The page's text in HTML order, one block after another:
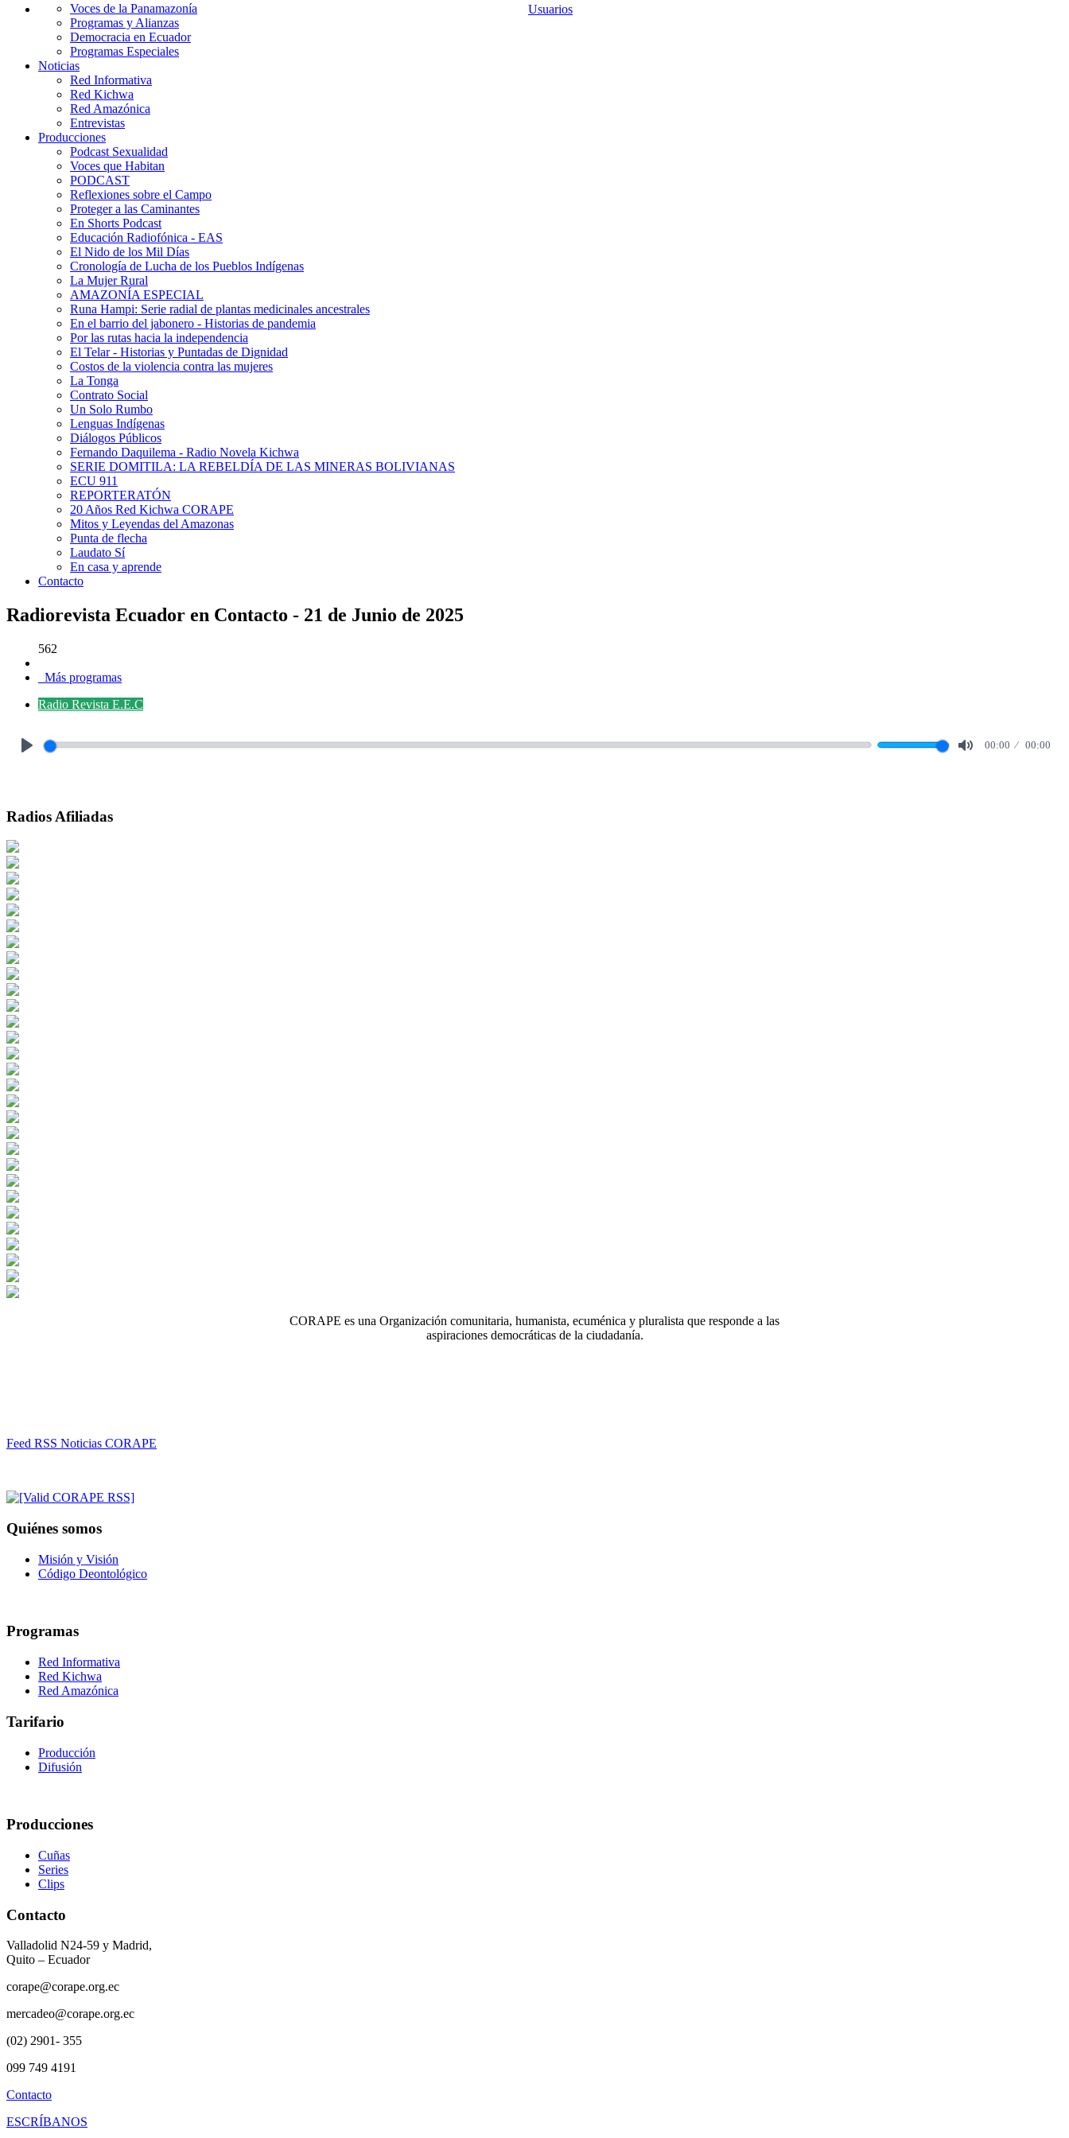
Usuarios
Voces de la Panamazonía
Programas y Alianzas
Democracia en Ecuador
Programas Especiales
Noticias
Red Informativa
Red Kichwa
Red Amazónica
Entrevistas
Producciones
Podcast Sexualidad
Voces que Habitan
PODCAST
Reflexiones sobre el Campo
Proteger a las Caminantes
En Shorts Podcast
Educación Radiofónica - EAS
El Nido de los Mil Días
Cronología de Lucha de los Pueblos Indígenas
La Mujer Rural
AMAZONÍA ESPECIAL
Runa Hampi: Serie radial de plantas medicinales ancestrales
En el barrio del jabonero - Historias de pandemia
Por las rutas hacia la independencia
El Telar - Historias y Puntadas de Dignidad
Costos de la violencia contra las mujeres
La Tonga
Contrato Social
Un Solo Rumbo
Lenguas Indígenas
Diálogos Públicos
Fernando Daquilema - Radio Novela Kichwa
SERIE DOMITILA: LA REBELDÍA DE LAS MINERAS BOLIVIANAS
ECU 911
REPORTERATÓN
20 Años Red Kichwa CORAPE
Mitos y Leyendas del Amazonas
Punta de flecha
Laudato Sí
En casa y aprende
Contacto
Radiorevista Ecuador en Contacto - 21 de Junio de 2025
562
Más programas
Radio Revista E.E.C
00:00 00:00
Radios Afiliadas
CORAPE es una Organización comunitaria, humanista, ecuménica y pluralista que responde a las
aspiraciones democráticas de la ciudadanía.
Feed RSS Noticias CORAPE
Quiénes somos
Misión y Visión
Código Deontológico
Programas
Red Informativa
Red Kichwa
Red Amazónica
Tarifario
Producción
Difusión
Producciones
Cuñas
Series
Clips
Contacto
Valladolid N24-59 y Madrid,
Quito – Ecuador
corape@corape.org.ec
mercadeo@corape.org.ec
(02) 2901- 355
099 749 4191
Contacto
ESCRÍBANOS